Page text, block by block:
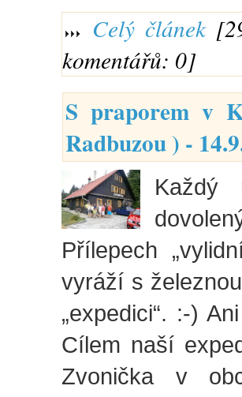
Celý článek
komentářů: 0]
S praporem v
Radbuzou ) -
Každý
Přílepech
vyráží s
„expedici“. :-)
Cílem naší
Zvonička v